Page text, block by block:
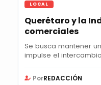
LOCAL
Querétaro y la
comerciales
Se busca mantener
impulse el
PorREDACCIÓN